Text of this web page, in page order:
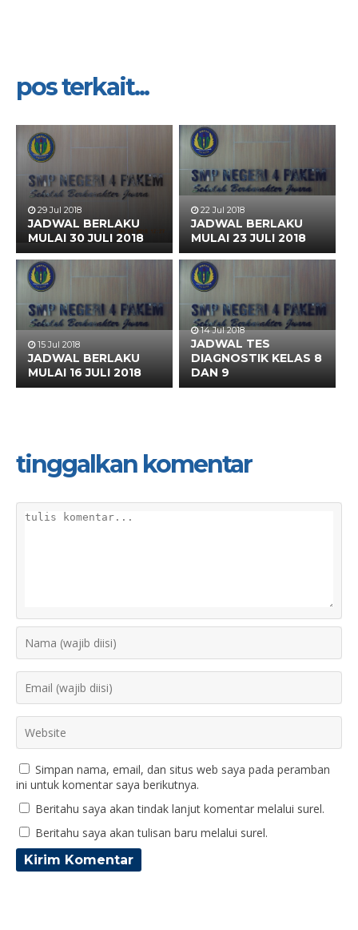
pos terkait...
29 Jul 2018
JADWAL BERLAKU
MULAI 30 JULI 2018
22 Jul 2018
JADWAL BERLAKU
MULAI 23 JULI 2018
15 Jul 2018
JADWAL BERLAKU
MULAI 16 JULI 2018
14 Jul 2018
JADWAL TES
DIAGNOSTIK KELAS 8
DAN 9
tinggalkan komentar
Simpan nama, email, dan situs web saya pada peramban
ini untuk komentar saya berikutnya.
Beritahu saya akan tindak lanjut komentar melalui surel.
Beritahu saya akan tulisan baru melalui surel.